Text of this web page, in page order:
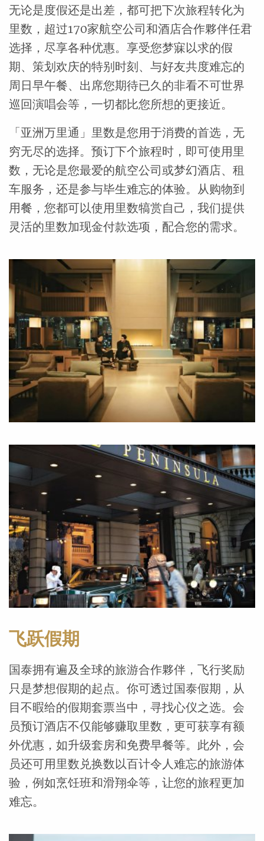
无论是度假还是出差，都可把下次旅程转化为
里数，超过170家航空公司和酒店合作夥伴任君
选择，尽享各种优惠。享受您梦寐以求的假
期、策划欢庆的特别时刻、与好友共度难忘的
周日早午餐、出席您期待已久的非看不可世界
巡回演唱会等，一切都比您所想的更接近。
「亚洲万里通」里数是您用于消费的首选，无
穷无尽的选择。预订下个旅程时，即可使用里
数，无论是您最爱的航空公司或梦幻酒店、租
车服务，还是参与毕生难忘的体验。从购物到
用餐，您都可以使用里数犒赏自己，我们提供
灵活的里数加现金付款选项，配合您的需求。
飞跃假期
国泰拥有遍及全球的旅游合作夥伴，飞行奖励
只是梦想假期的起点。你可透过国泰假期，从
目不暇给的假期套票当中，寻找心仪之选。会
员预订酒店不仅能够赚取里数，更可获享有额
外优惠，如升级套房和免费早餐等。此外，会
员还可用里数兑换数以百计令人难忘的旅游体
验，例如烹饪班和滑翔伞等，让您的旅程更加
难忘。